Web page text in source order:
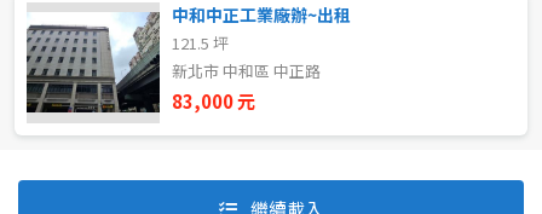
預設排序
中和中正工業廠辦~出租
121.5 坪
新北市 中和區 中正路
83,000 元
繼續載入